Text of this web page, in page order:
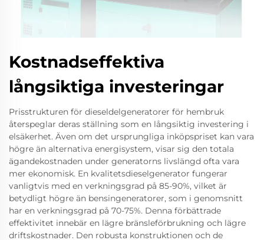
Kostnadseffektiva
långsiktiga investeringar
Prisstrukturen för dieseldelgeneratorer för hembruk
återspeglar deras ställning som en långsiktig investering i
elsäkerhet. Även om det ursprungliga inköpspriset kan vara
högre än alternativa energisystem, visar sig den totala
ägandekostnaden under generatorns livslängd ofta vara
mer ekonomisk. En kvalitetsdieselgenerator fungerar
vanligtvis med en verkningsgrad på 85-90%, vilket är
betydligt högre än bensingeneratorer, som i genomsnitt
har en verkningsgrad på 70-75%. Denna förbättrade
effektivitet innebär en lägre bränsleförbrukning och lägre
driftskostnader. Den robusta konstruktionen och de